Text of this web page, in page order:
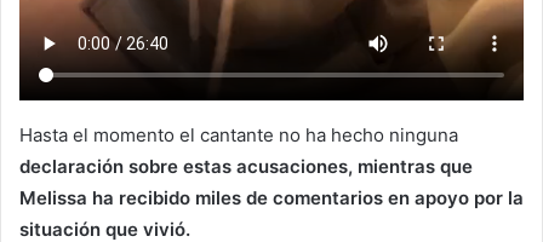
Hasta el momento el cantante no ha hecho ninguna
declaración sobre estas acusaciones, mientras que
Melissa ha recibido miles de comentarios en apoyo por la
situación que vivió.